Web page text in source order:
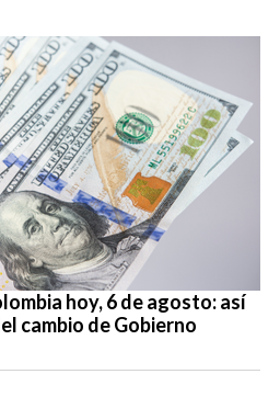
hoy, 6 de agosto: así
cambio de Gobierno